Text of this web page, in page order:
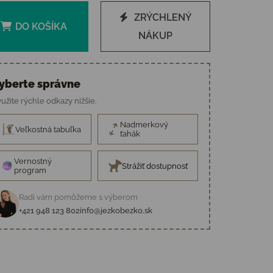
DO KOŠÍKA
ZRÝCHLENÝ
NÁKUP
správne
rýchle odkazy nižšie.
Veľkostná tabuľka
Nadmerkový
ťahák
Vernostný
program
Strážiť dostupnosť
Radi vám pomôžeme s výberom
+421 948 123 802info@jezkobezko.sk